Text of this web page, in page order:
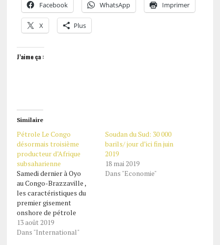
Facebook WhatsApp Imprimer
X Plus
J’aime ça :
Similaire
Pétrole Le Congo
désormais troisième
producteur d’Afrique
subsaharienne
Samedi dernier à Oyo
au Congo-Brazzaville ,
les caractéristiques du
premier gisement
onshore de pétrole
découvert dans la région
de la Cuvette au nord ont
13 août 2019
Dans "International"
Soudan du Sud: 30 000
barils/ jour d’ici fin juin
2019
18 mai 2019
Dans "Economie"